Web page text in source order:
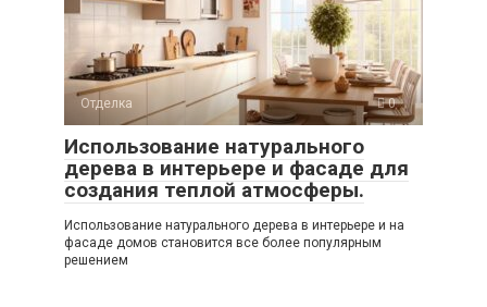
Отделка 0
Использование натурального
дерева в интерьере и фасаде для
создания теплой атмосферы.
Использование натурального дерева в интерьере и на
фасаде домов становится все более популярным
решением